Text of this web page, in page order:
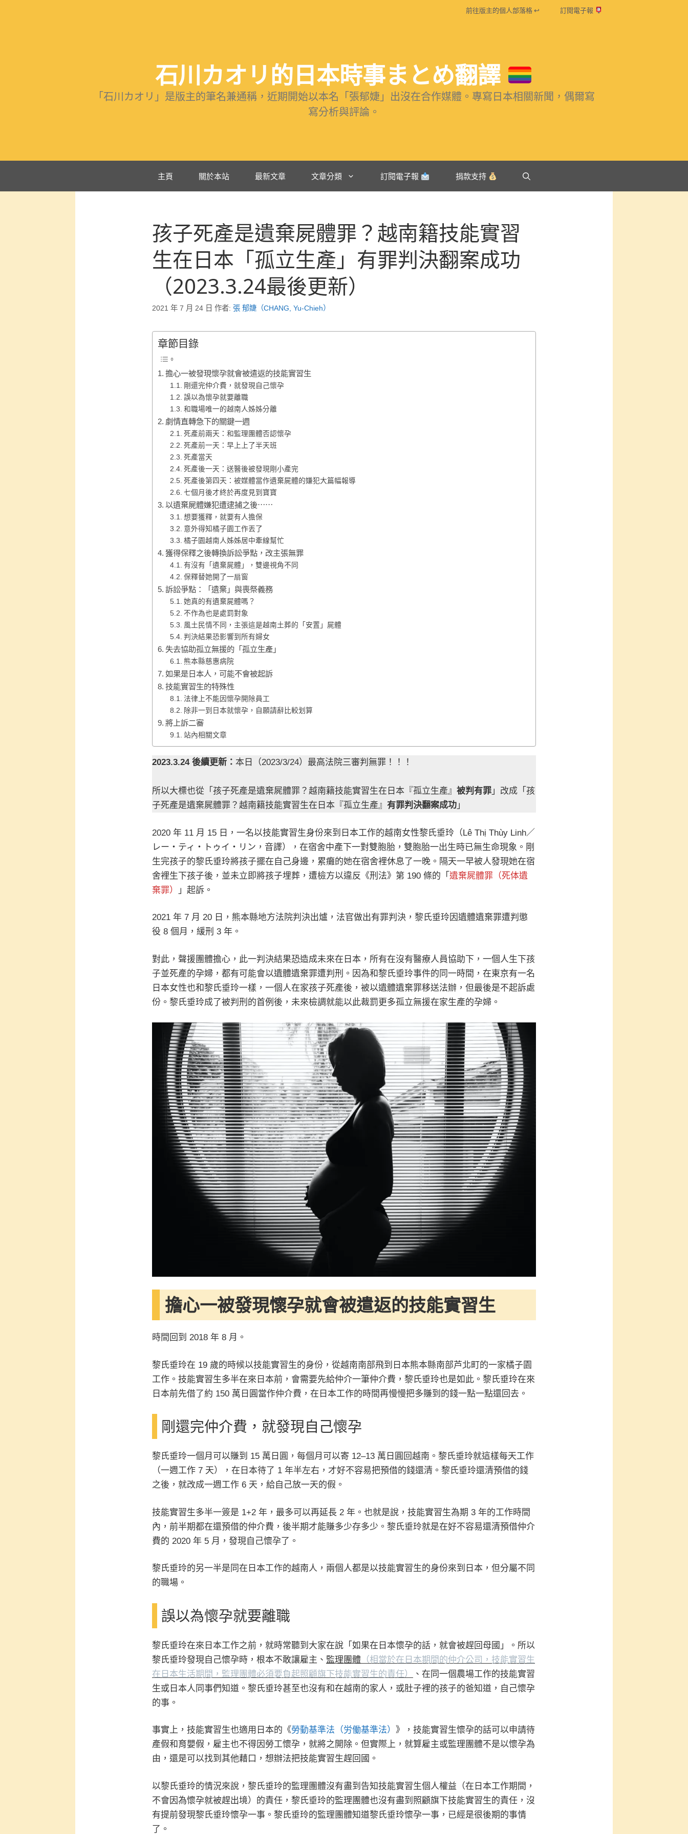
前往版主的個人部落格 ↩ 訂閱電子報
石川カオリ的日本時事まとめ翻譯
「石川カオリ」是版主的筆名兼通稱，近期開始以本名「張郁婕」出沒在合作媒體。專寫日本相關新聞，偶爾寫
寫分析與評論。
主頁 關於本站 最新文章 文章分類 訂閱電子報 捐款支持
孩子死產是遺棄屍體罪？越南籍技能實習
生在日本「孤立生產」有罪判決翻案成功
（2023.3.24最後更新）
2021 年 7 月 24 日 作者: 張 郁婕（CHANG, Yu-Chieh）
章節目錄
擔心一被發現懷孕就會被遣返的技能實習生
剛還完仲介費，就發現自己懷孕
誤以為懷孕就要離職
和職場唯一的越南人姊姊分離
劇情直轉急下的關鍵一週
死產前兩天：和監理團體否認懷孕
死產前一天：早上上了半天班
死產當天
死產後一天：送醫後被發現剛小產完
死產後第四天：被媒體當作遺棄屍體的嫌犯大篇幅報導
七個月後才終於再度見到寶寶
以遺棄屍體嫌犯遭逮捕之後⋯⋯
想要獲釋，就要有人擔保
意外得知橘子園工作丟了
橘子園越南人姊姊居中牽線幫忙
獲得保釋之後轉換訴訟爭點，改主張無罪
有沒有「遺棄屍體」，雙邊視角不同
保釋替她開了一扇窗
訴訟爭點：「遺棄」與喪祭義務
她真的有遺棄屍體嗎？
不作為也是處罰對象
風土民情不同，主張這是越南土葬的「安置」屍體
判決結果恐影響到所有婦女
失去協助孤立無援的「孤立生產」
熊本縣慈惠病院
如果是日本人，可能不會被起訴
技能實習生的特殊性
法律上不能因懷孕開除員工
除非一到日本就懷孕，自願請辭比較划算
將上訴二審
站內相關文章
2023.3.24 後續更新： 本日（2023/3/24）最高法院三審判無罪！！！
所以大標也從「孩子死產是遺棄屍體罪？越南籍技能實習生在日本『孤立生產』 被判有罪 」改成「孩
子死產是遺棄屍體罪？越南籍技能實習生在日本『孤立生產』 有罪判決翻案成功 」
2020 年 11 月 15 日，一名以技能實習生身份來到日本工作的越南女性黎氏垂玲（Lê Thị Thùy Linh／
レー・ティ・トゥイ・リン，音譯），在宿舍中產下一對雙胞胎，雙胞胎一出生時已無生命現象。剛
生完孩子的黎氏垂玲將孩子擺在自己身邊，累癱的她在宿舍裡休息了一晚。隔天一早被人發現她在宿
舍裡生下孩子後，並未立即將孩子埋葬，遭檢方以違反《刑法》第 190 條的「 遺棄屍體罪（死体遺
棄罪）
」起訴。
2021 年 7 月 20 日，熊本縣地方法院判決出爐，法官做出有罪判決，黎氏垂玲因遺體遺棄罪遭判懲
役 8 個月，緩刑 3 年。
對此，聲援團體擔心，此一判決結果恐造成未來在日本，所有在沒有醫療人員協助下，一個人生下孩
子並死產的孕婦，都有可能會以遺體遺棄罪遭判刑。因為和黎氏垂玲事件的同一時間，在東京有一名
日本女性也和黎氏垂玲一樣，一個人在家孩子死產後，被以遺體遺棄罪移送法辦，但最後是不起訴處
份。黎氏垂玲成了被判刑的首例後，未來檢調就能以此裁罰更多孤立無援在家生產的孕婦。
擔心一被發現懷孕就會被遣返的技能實習生
時間回到 2018 年 8 月。
黎氏垂玲在 19 歲的時候以技能實習生的身份，從越南南部飛到日本熊本縣南部芦北町的一家橘子園
工作。技能實習生多半在來日本前，會需要先給仲介一筆仲介費，黎氏垂玲也是如此。黎氏垂玲在來
日本前先借了約 150 萬日圓當作仲介費，在日本工作的時間再慢慢把多賺到的錢一點一點還回去。
剛還完仲介費，就發現自己懷孕
黎氏垂玲一個月可以賺到 15 萬日圓，每個月可以寄 12–13 萬日圓回越南。黎氏垂玲就這樣每天工作
（一週工作 7 天），在日本待了 1 年半左右，才好不容易把預借的錢還清。黎氏垂玲還清預借的錢
之後，就改成一週工作 6 天，給自己放一天的假。
技能實習生多半一簽是 1+2 年，最多可以再延長 2 年。也就是說，技能實習生為期 3 年的工作時間
內，前半期都在還預借的仲介費，後半期才能賺多少存多少。黎氏垂玲就是在好不容易還清預借仲介
費的 2020 年 5 月，發現自己懷孕了。
黎氏垂玲的另一半是同在日本工作的越南人，兩個人都是以技能實習生的身份來到日本，但分屬不同
的職場。
誤以為懷孕就要離職
黎氏垂玲在來日本工作之前，就時常聽到大家在說「如果在日本懷孕的話，就會被趕回母國」。所以
黎氏垂玲發現自己懷孕時，根本不敢讓雇主、 監理團體 （相當於在日本期間的仲介公司，技能實習生
在日本生活期間，監理團體必須要負起照顧旗下技能實習生的責任）
、在同一個農場工作的技能實習
生或日本人同事們知道。 黎氏垂玲甚至也沒有和在越南的家人，或肚子裡的孩子的爸知道，自己懷孕
的事。
事實上，技能實習生也適用日本的《勞動基準法（労働基準法） 》，技能實習生懷孕的話可以申請待
產假和育嬰假，雇主也不得因勞工懷孕，就將之開除。但實際上，就算雇主或監理團體不是以懷孕為
由，還是可以找到其他藉口，想辦法把技能實習生趕回國。
以黎氏垂玲的情況來說， 黎氏垂玲的監理團體沒有盡到告知技能實習生個人權益（在日本工作期間，
不會因為懷孕就被趕出境）的責任， 黎氏垂玲的監理團體也沒有盡到照顧旗下技能實習生的責任，沒
有提前發現黎氏垂玲懷孕一事。 黎氏垂玲的監理團體知道黎氏垂玲懷孕一事，已經是很後期的事情
了。